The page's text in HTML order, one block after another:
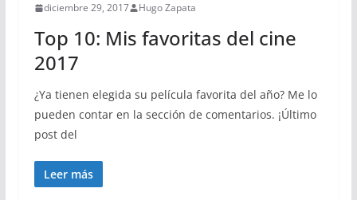
diciembre 29, 2017 Hugo Zapata
Top 10: Mis favoritas del cine
2017
¿Ya tienen elegida su película favorita del año? Me lo
pueden contar en la sección de comentarios. ¡Último
post del
Leer más